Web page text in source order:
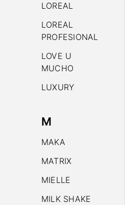
LOREAL
LOREAL
PROFESIONAL
LOVE U
MUCHO
LUXURY
M
MAKA
MATRIX
MIELLE
MILK SHAKE